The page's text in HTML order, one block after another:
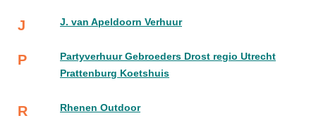
J J. van Apeldoorn Verhuur
P
Partyverhuur Gebroeders Drost regio Utrecht
Prattenburg Koetshuis
R Rhenen Outdoor